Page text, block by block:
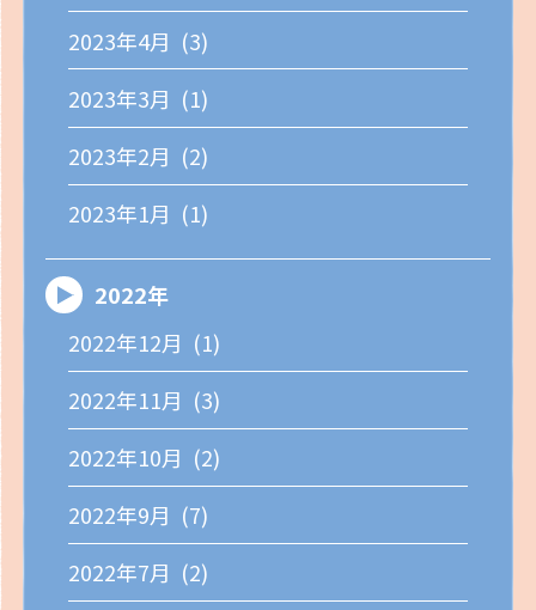
2023年4月 (3)
2023年3月 (1)
2023年2月 (2)
2023年1月 (1)
2022年
2022年12月 (1)
2022年11月 (3)
2022年10月 (2)
2022年9月 (7)
2022年7月 (2)